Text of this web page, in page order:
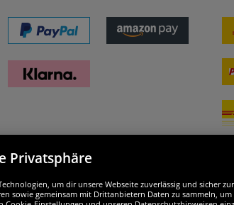
Wir sind ausgezeichnet
Privatsphäre
um dir unsere Webseite zuverlässig und sicher
sowie gemeinsam mit Drittanbietern Daten zu sammeln,